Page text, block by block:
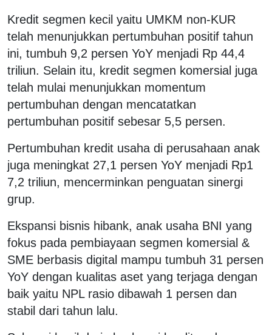
Kredit segmen kecil yaitu UMKM non-KUR
telah menunjukkan pertumbuhan positif tahun
ini, tumbuh 9,2 persen YoY menjadi Rp 44,4
triliun. Selain itu, kredit segmen komersial juga
telah mulai menunjukkan momentum
pertumbuhan dengan mencatatkan
pertumbuhan positif sebesar 5,5 persen.
Pertumbuhan kredit usaha di perusahaan anak
juga meningkat 27,1 persen YoY menjadi Rp1
7,2 triliun, mencerminkan penguatan sinergi
grup.
Ekspansi bisnis hibank, anak usaha BNI yang
fokus pada pembiayaan segmen komersial &
SME berbasis digital mampu tumbuh 31 persen
YoY dengan kualitas aset yang terjaga dengan
baik yaitu NPL rasio dibawah 1 persen dan
stabil dari tahun lalu.